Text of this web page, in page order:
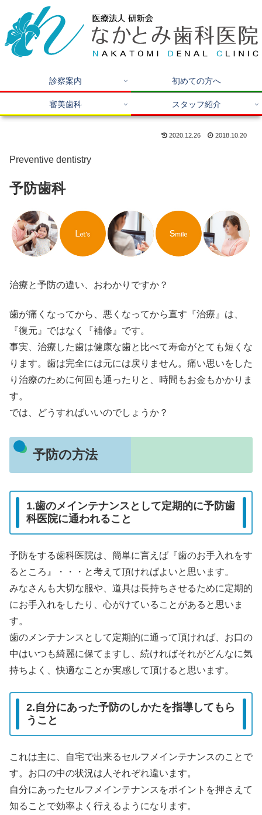
診察案内 初めての方へ
審美歯科 スタッフ紹介
2020.12.26 2018.10.20
Preventive dentistry
予防歯科
治療と予防の違い、おわかりですか？
歯が痛くなってから、悪くなってから直す『治療』は、
『復元』ではなく『補修 』です。
事実、治療した歯は健康な歯と比べて寿命がとても短くな
ります。歯は完全には元には戻りません。痛い思いをした
り治療のために何回も通ったりと、時間もお金もかかりま
す。
では、どうすればいいのでしょうか？
予防の方法
1.歯のメインテナンスとして定期的に予防歯
科医院に通われること
予防をする歯科医院は、簡単に言えば『歯のお手入れをす
るところ』・・・と考えて頂ければよいと思います。
みなさんも大切な服や、道具は長持ちさせるために定期的
にお手入れをしたり、心がけていることがあると思いま
す。
歯のメンテナンスとして定期的に通って頂ければ、お口の
中はいつも綺麗に保てますし、続ければそれがどんなに気
持ちよく、快適なことか実感して頂けると思います。
2.自分にあった予防のしかたを指導してもら
うこと
これは主に、自宅で出来るセルフメインテナンスのことで
す。お口の中の状況は人それぞれ違います。
自分にあったセルフメインテナンスをポイントを押さえて
知ることで効率よく行えるようになります。